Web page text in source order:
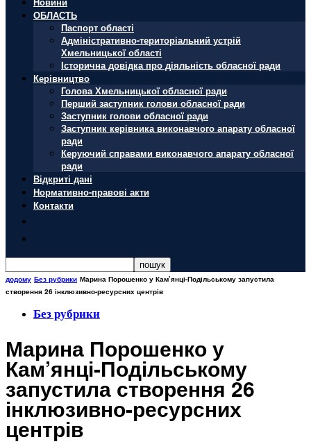
ОБЛАСТЬ
Паспорт області
Адміністративно-територіальний устрій
Хмельницької області
Історична довідка про діяльність обласної ради
Керівництво
Голова Хмельницької обласної ради
Перший заступник голови обласної ради
Заступник голови обласної ради
Заступник керівника виконавчого апарату обласної
ради
Керуючий справами виконавчого апарату обласної
ради
Відкриті дані
Нормативно-правові акти
Контакти
додому Без рубрики Марина Порошенко у Кам’янці-Подільському запустила
створення 26 інклюзивно-ресурсних центрів
Без рубрики
Марина Порошенко у
Кам’янці-Подільському
запустила створення 26
інклюзивно-ресурсних
центрів